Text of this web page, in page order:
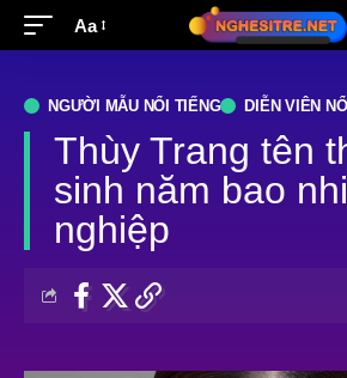
Aa
NGƯỜI MẪU NỔI TIẾNG DIỄN VIÊN
Thùy Trang tên
sinh năm bao
nghiệp